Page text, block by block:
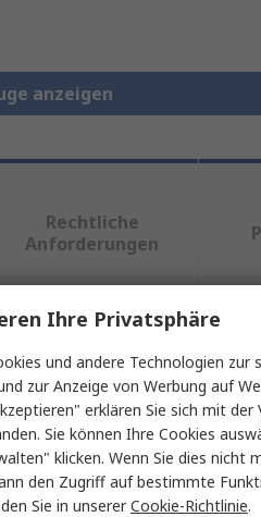
anzeigen
Rechtliche
Anforderungen
mehrere Eigenschaften
Wert
CK
Abgleichwerkzeug
Ihre Privatsphäre
und andere Technologien
zur Anzeige von Werbung auf
erklären Sie sich mit
Sie können Ihre Cookies
klicken. Wenn Sie dies nicht
den Zugriff auf bestimmte
Sie in unsererCookie-Richtlinie.